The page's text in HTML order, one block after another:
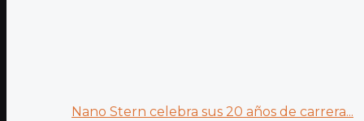
Nano Stern celebra sus 20 años de carrera...